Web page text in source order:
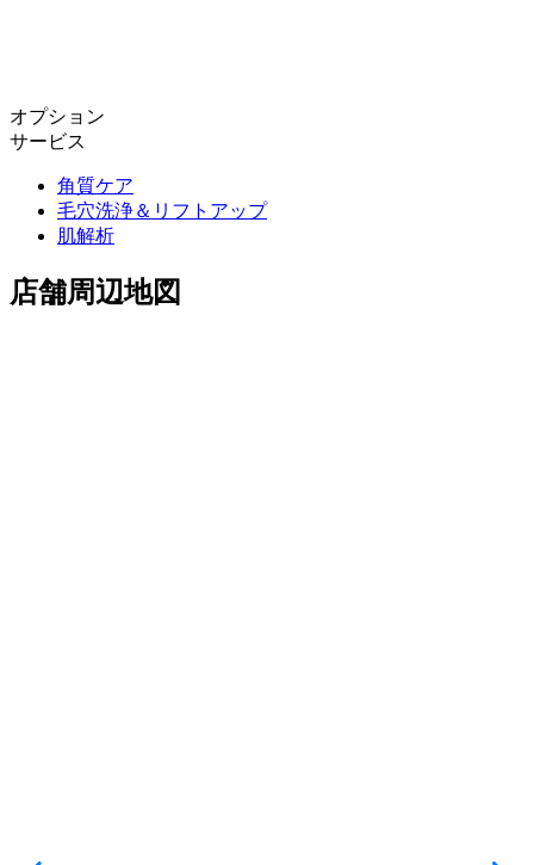
オプション
サービス
角質ケア
毛穴洗浄＆リフトアップ
肌解析
店舗周辺地図